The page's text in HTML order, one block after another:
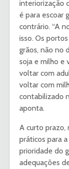
interiorização
é para escoar
contrário. “A
isso. Os
grãos, não no
soja e milho e
voltar com
voltar com
contabilizado
aponta.
A curto prazo,
práticos para
prioridade do
adequações